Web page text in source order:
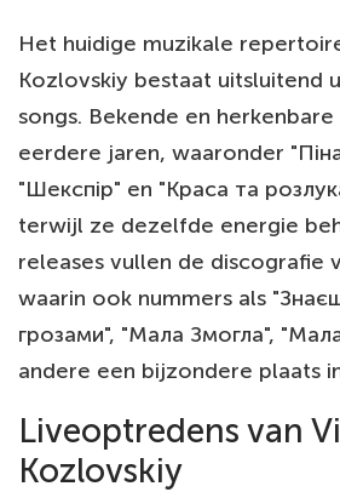
Het huidige muzikale
Kozlovskiy bestaat uitsluitend
songs. Bekende en
eerdere jaren, waaronder
"Шекспір" en "Краса та
terwijl ze dezelfde energie
releases vullen de discografie
waarin ook nummers als
грозами", "Мала Змогла",
andere een bijzondere plaats
Liveoptredens van
Kozlovskiy